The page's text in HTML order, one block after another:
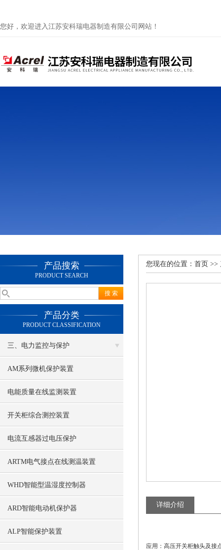
您好，欢迎进入江苏安科瑞电器制造有限公司网站！
产品搜索
PRODUCT SEARCH
产品分类
PRODUCT CLASSIFICATION
三、电力监控与保护
AM系列微机保护装置
电能质量在线监测装置
开关柜综合测控装置
电流互感器过电压保护
ARTM电气接点在线测温装置
WHD智能型温湿度控制器
ARD智能电动机保护器
ALP智能保护装置
您现在的位置： 首页 >>
详细介绍
应用：高压开关柜触头及接